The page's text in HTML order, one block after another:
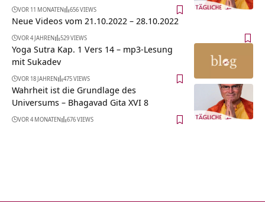
VOR 11 MONATEN 656 VIEWS
Neue Videos vom 21.10.2022 – 28.10.2022
VOR 4 JAHREN 529 VIEWS
Yoga Sutra Kap. 1 Vers 14 – mp3-Lesung
mit Sukadev
VOR 18 JAHREN 475 VIEWS
Wahrheit ist die Grundlage des
Universums – Bhagavad Gita XVI 8
VOR 4 MONATEN 676 VIEWS